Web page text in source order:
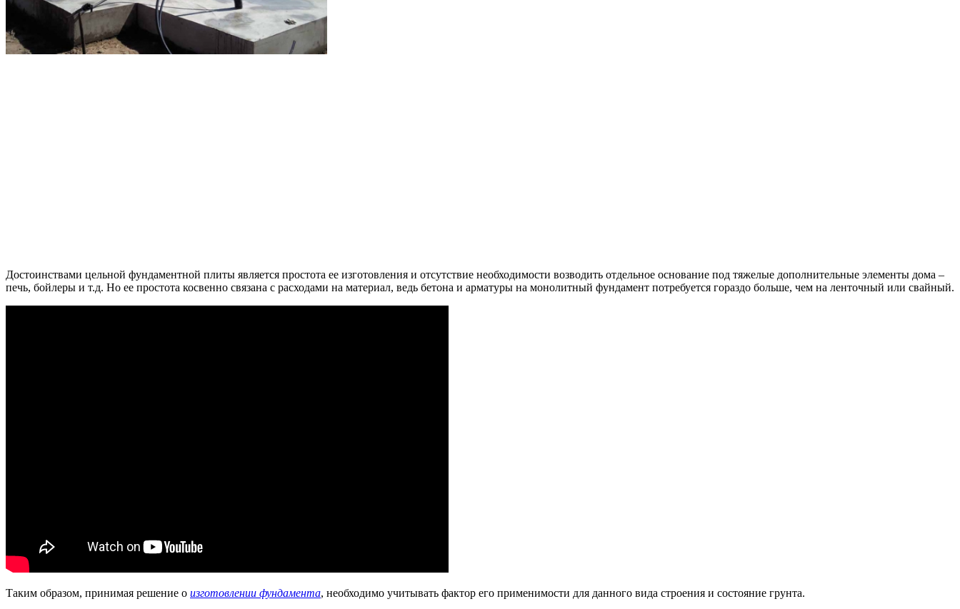
Достоинствами цельной фундаментной плиты является простота ее изготовления и отсутствие необходимости возводить отдельное основание под тяжелые дополнительные элементы дома –
печь, бойлеры и т.д. Но ее простота косвенно связана с расходами на материал, ведь бетона и арматуры на монолитный фундамент потребуется гораздо больше, чем на ленточный или свайный.
Таким образом, принимая решение о изготовлении фундамента, необходимо учитывать фактор его применимости для данного вида строения и состояние грунта.